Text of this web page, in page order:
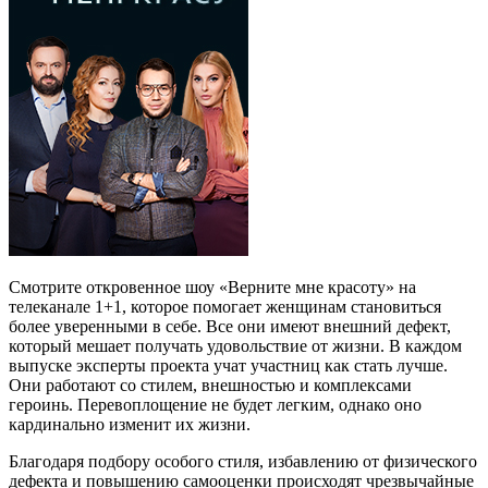
Смотрите откровенное шоу «Верните мне красоту» на
телеканале 1+1, которое помогает женщинам становиться
более уверенными в себе. Все они имеют внешний дефект,
который мешает получать удовольствие от жизни. В каждом
выпуске эксперты проекта учат участниц как стать лучше.
Они работают со стилем, внешностью и комплексами
героинь. Перевоплощение не будет легким, однако оно
кардинально изменит их жизни.
Благодаря подбору особого стиля, избавлению от физического
дефекта и повышению самооценки происходят чрезвычайные